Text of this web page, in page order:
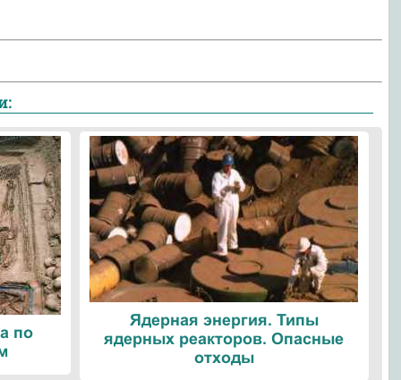
по
Ядерная энергия. Типы
ядерных реакторов. Опасные
отходы